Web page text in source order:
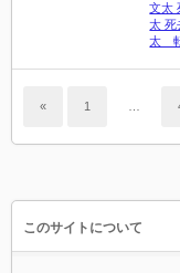
文太
太 死
太
« 1
このサイトについて